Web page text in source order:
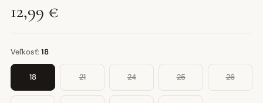
12,99 €
Veľkosť: 18
18 21 24 25 26